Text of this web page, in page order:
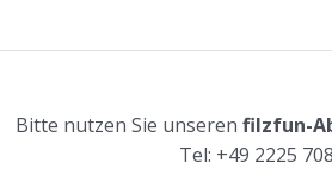
Bitte nutzen Sie unseren filzfun-
Tel: +49 2225